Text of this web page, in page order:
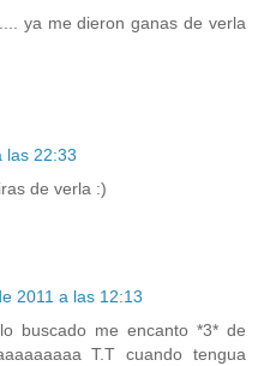
ya me dieron ganas de verla
las 22:33
de verla :)
2011 a las 12:13
buscado me encanto *3* de
T.T cuando tengua